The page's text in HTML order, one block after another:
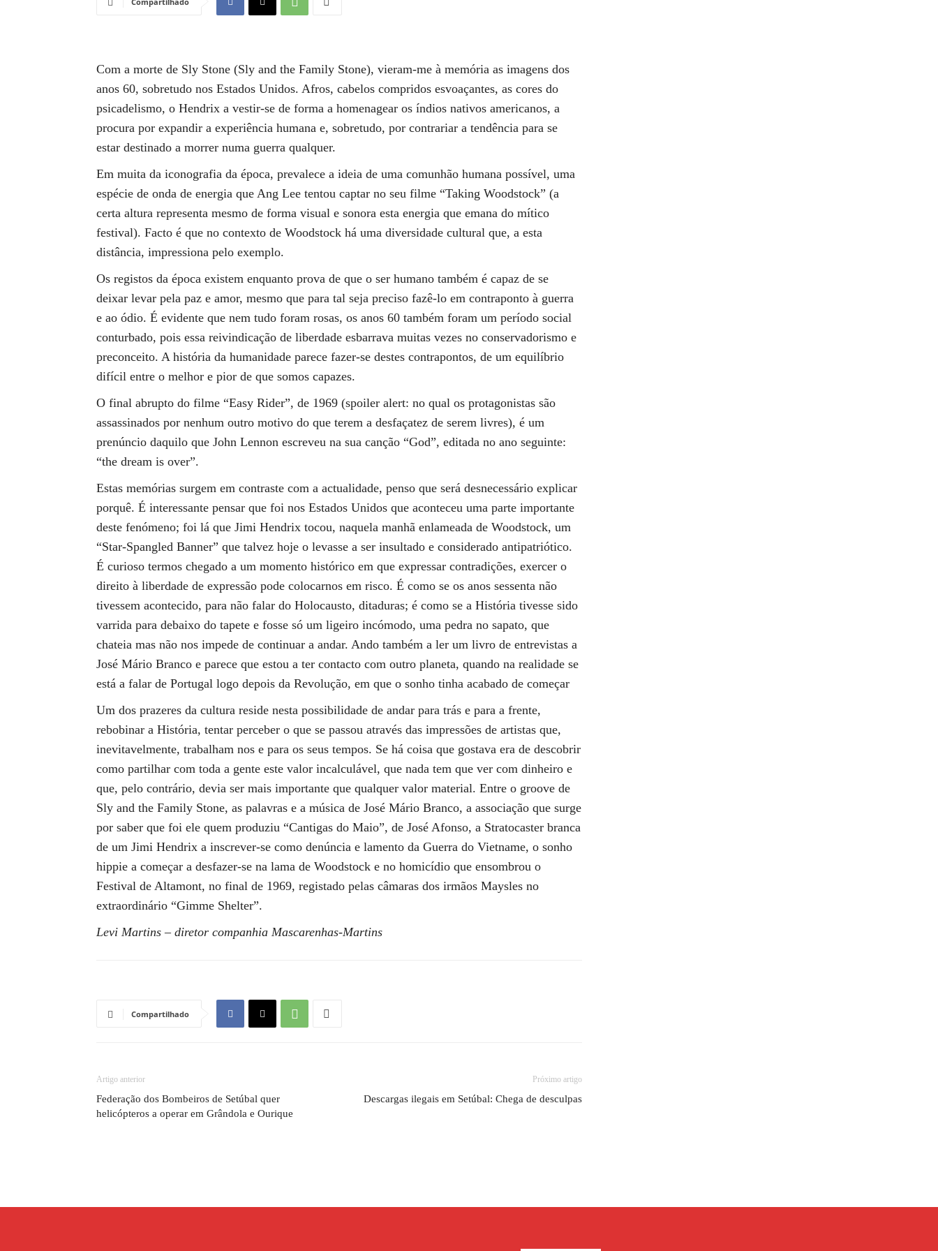
Com a morte de Sly Stone (Sly and the Family Stone), vieram-me à memória as imagens dos
anos 60, sobretudo nos Estados Unidos. Afros, cabelos compridos esvoaçantes, as cores do
psicadelismo, o Hendrix a vestir-se de forma a homenagear os índios nativos americanos, a
procura por expandir a experiência humana e, sobretudo, por contrariar a tendência para se
estar destinado a morrer numa guerra qualquer.
Em muita da iconografia da época, prevalece a ideia de uma comunhão humana possível, uma
espécie de onda de energia que Ang Lee tentou captar no seu filme “Taking Woodstock” (a
certa altura representa mesmo de forma visual e sonora esta energia que emana do mítico
festival). Facto é que no contexto de Woodstock há uma diversidade cultural que, a esta
distância, impressiona pelo exemplo.
Os registos da época existem enquanto prova de que o ser humano também é capaz de se
deixar levar pela paz e amor, mesmo que para tal seja preciso fazê-lo em contraponto à guerra
e ao ódio. É evidente que nem tudo foram rosas, os anos 60 também foram um período social
conturbado, pois essa reivindicação de liberdade esbarrava muitas vezes no conservadorismo e
preconceito. A história da humanidade parece fazer-se destes contrapontos, de um equilíbrio
difícil entre o melhor e pior de que somos capazes.
O final abrupto do filme “Easy Rider”, de 1969 (spoiler alert: no qual os protagonistas são
assassinados por nenhum outro motivo do que terem a desfaçatez de serem livres), é um
prenúncio daquilo que John Lennon escreveu na sua canção “God”, editada no ano seguinte:
“the dream is over”.
Estas memórias surgem em contraste com a actualidade, penso que será desnecessário explicar
porquê. É interessante pensar que foi nos Estados Unidos que aconteceu uma parte importante
deste fenómeno; foi lá que Jimi Hendrix tocou, naquela manhã enlameada de Woodstock, um
“Star-Spangled Banner” que talvez hoje o levasse a ser insultado e considerado antipatriótico.
É curioso termos chegado a um momento histórico em que expressar contradições, exercer o
direito à liberdade de expressão pode colocarnos em risco. É como se os anos sessenta não
tivessem acontecido, para não falar do Holocausto, ditaduras; é como se a História tivesse sido
varrida para debaixo do tapete e fosse só um ligeiro incómodo, uma pedra no sapato, que
chateia mas não nos impede de continuar a andar. Ando também a ler um livro de entrevistas a
José Mário Branco e parece que estou a ter contacto com outro planeta, quando na realidade se
está a falar de Portugal logo depois da Revolução, em que o sonho tinha acabado de começar
Um dos prazeres da cultura reside nesta possibilidade de andar para trás e para a frente,
rebobinar a História, tentar perceber o que se passou através das impressões de artistas que,
inevitavelmente, trabalham nos e para os seus tempos. Se há coisa que gostava era de descobrir
como partilhar com toda a gente este valor incalculável, que nada tem que ver com dinheiro e
que, pelo contrário, devia ser mais importante que qualquer valor material. Entre o groove de
Sly and the Family Stone, as palavras e a música de José Mário Branco, a associação que surge
por saber que foi ele quem produziu “Cantigas do Maio”, de José Afonso, a Stratocaster branca
de um Jimi Hendrix a inscrever-se como denúncia e lamento da Guerra do Vietname, o sonho
hippie a começar a desfazer-se na lama de Woodstock e no homicídio que ensombrou o
Festival de Altamont, no final de 1969, registado pelas câmaras dos irmãos Maysles no
extraordinário “Gimme Shelter”.
Levi Martins – diretor companhia Mascarenhas-Martins
Compartilhado
Artigo anterior
Federação dos Bombeiros de Setúbal quer
helicópteros a operar em Grândola e Ourique
Próximo artigo
Descargas ilegais em Setúbal: Chega de desculpas